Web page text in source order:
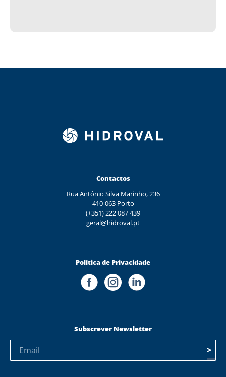
Contactos
Rua António Silva Marinho, 236
410-063 Porto
(+351) 222 087 439
geral@hidroval.pt
Política de Privacidade
Subscrever Newsletter
>